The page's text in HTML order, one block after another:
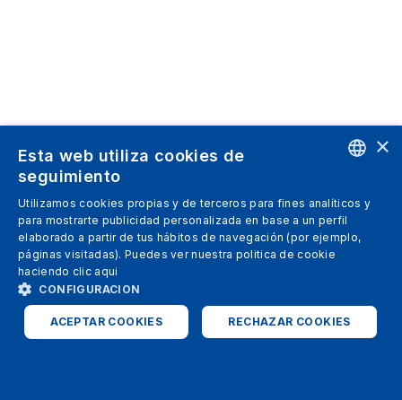
SPANISH
ITALIAN
ENGLISH
×
Esta web utiliza cookies de
seguimiento
Utilizamos cookies propias y de terceros para fines analíticos y
para mostrarte publicidad personalizada en base a un perfil
elaborado a partir de tus hábitos de navegación (por ejemplo,
páginas visitadas). Puedes ver nuestra politica de cookie
haciendo clic aqui
CONFIGURACION
ACEPTAR COOKIES RECHAZAR COOKIES